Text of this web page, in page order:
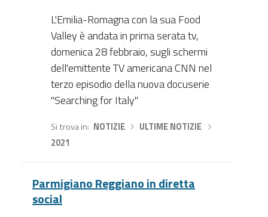
L'Emilia-Romagna con la sua Food
Valley è andata in prima serata tv,
domenica 28 febbraio, sugli schermi
dell'emittente TV americana CNN nel
terzo episodio della nuova docuserie
"Searching for Italy"
Si trova in NOTIZIE› ULTIME NOTIZIE
2021
Parmigiano Reggiano in diretta
social